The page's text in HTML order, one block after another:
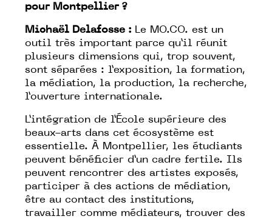
pour Montpellier ?
Michaël Delafosse : Le MO.CO. est un
outil très important parce qu’il réunit
plusieurs dimensions qui, trop souvent,
sont séparées : l’exposition, la formation,
la médiation, la production, la recherche,
l’ouverture internationale.
L’intégration de l’École supérieure des
beaux-arts dans cet écosystème est
essentielle. À Montpellier, les étudiants
peuvent bénéficier d’un cadre fertile. Ils
peuvent rencontrer des artistes exposés,
participer à des actions de médiation,
être au contact des institutions,
travailler comme médiateurs, trouver des